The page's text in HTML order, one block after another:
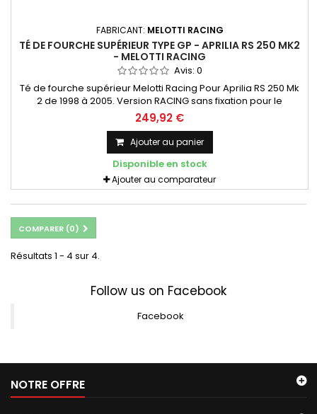
FABRICANT: MELOTTI RACING
TÉ DE FOURCHE SUPÉRIEUR TYPE GP - APRILIA RS 250 MK2
- MELOTTI RACING
Avis: 0
Té de fourche supérieur Melotti Racing Pour Aprilia RS 250 Mk
2 de 1998 à 2005. Version RACING sans fixation pour le
système à clé
249,92 €
Ajouter au panier
Disponible en stock
Ajouter au comparateur
COMPARER (0)
Résultats 1 - 4 sur 4.
Follow us on Facebook
Facebook
NOTRE OFFRE